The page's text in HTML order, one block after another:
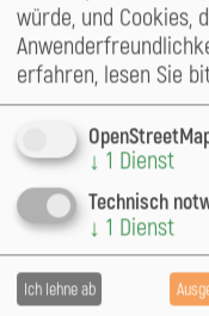
die den
erklärt werden
einem
Menschen
Interesse
Aktivitäten
Bestimmung,
ausgewählte
würde, und Cookies,
erfahren, lesen Sie
↓ 1 Dienst
Technisch
↓ 1 Dienst
Ich lehne ab